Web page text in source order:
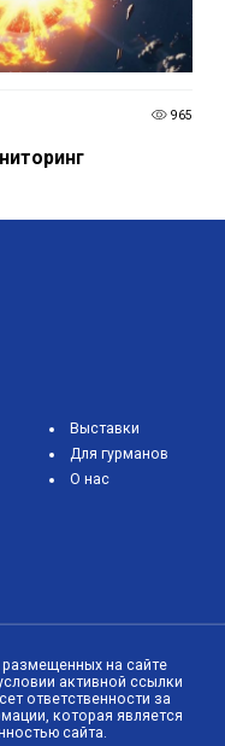
965
Выставки
Для гурманов
О нас
на сайте
активной ссылки
ответственности за
которая является
сайта.